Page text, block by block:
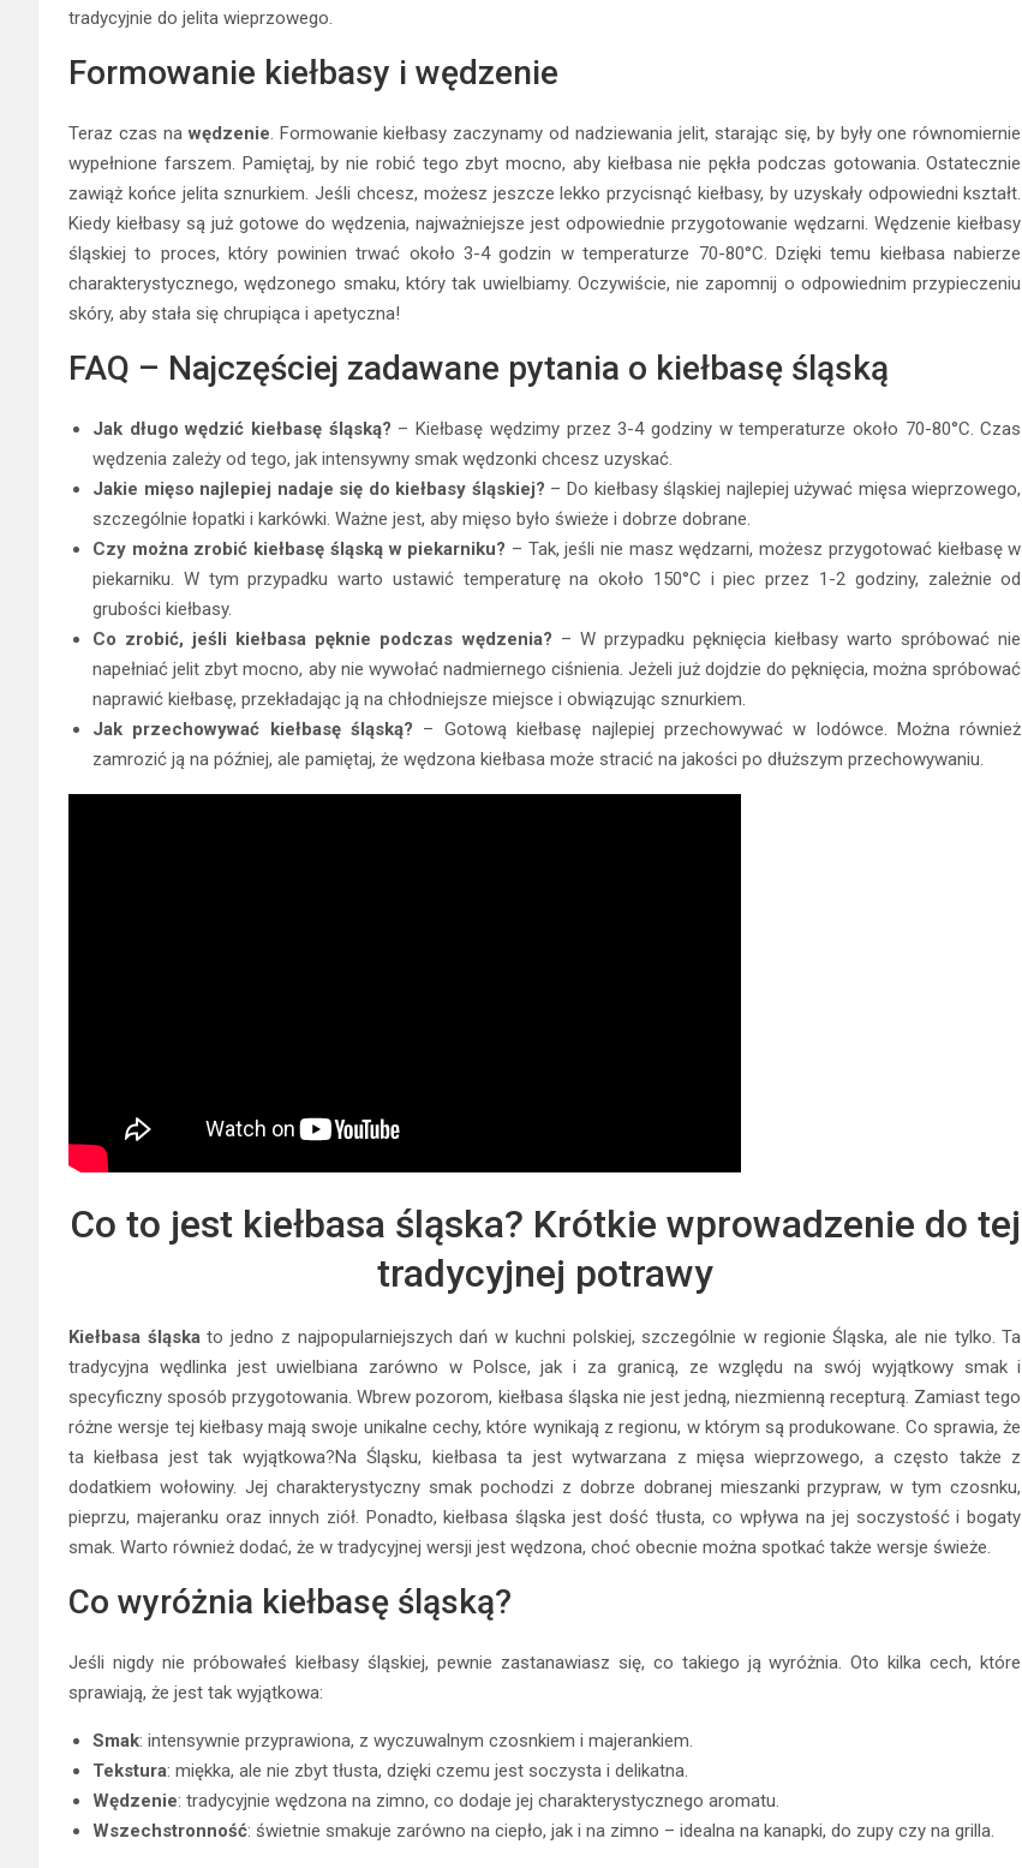
tradycyjnie do jelita wieprzowego.
Formowanie kiełbasy i wędzenie
Teraz czas nawędzenie. Formowanie kiełbasy zaczynamy od nadziewania jelit, starając się, by były one równomiernie
wypełnione farszem. Pamiętaj, by nie robić tego zbyt mocno, aby kiełbasa nie pękła podczas gotowania. Ostatecznie
zawiąż końce jelita sznurkiem. Jeśli chcesz, możesz jeszcze lekko przycisnąć kiełbasy, by uzyskały odpowiedni kształt.
Kiedy kiełbasy są już gotowe do wędzenia, najważniejsze jest odpowiednie przygotowanie wędzarni. Wędzenie kiełbasy
śląskiej to proces, który powinien trwać około 3-4 godzin w temperaturze 70-80°C. Dzięki temu kiełbasa nabierze
charakterystycznego, wędzonego smaku, który tak uwielbiamy. Oczywiście, nie zapomnij o odpowiednim przypieczeniu
skóry, aby stała się chrupiąca i apetyczna!
FAQ – Najczęściej zadawane pytania o kiełbasę śląską
Jak długo wędzić kiełbasę śląską? – Kiełbasę wędzimy przez 3-4 godziny w temperaturze około 70-80°C. Czas
wędzenia zależy od tego, jak intensywny smak wędzonki chcesz uzyskać.
Jakie mięso najlepiej nadaje się do kiełbasy śląskiej? – Do kiełbasy śląskiej najlepiej używać mięsa wieprzowego,
szczególnie łopatki i karkówki. Ważne jest, aby mięso było świeże i dobrze dobrane.
Czy można zrobić kiełbasę śląską w piekarniku? – Tak, jeśli nie masz wędzarni, możesz przygotować kiełbasę w
piekarniku. W tym przypadku warto ustawić temperaturę na około 150°C i piec przez 1-2 godziny, zależnie od
grubości kiełbasy.
Co zrobić, jeśli kiełbasa pęknie podczas wędzenia? – W przypadku pęknięcia kiełbasy warto spróbować nie
napełniać jelit zbyt mocno, aby nie wywołać nadmiernego ciśnienia. Jeżeli już dojdzie do pęknięcia, można spróbować
naprawić kiełbasę, przekładając ją na chłodniejsze miejsce i obwiązując sznurkiem.
Jak przechowywać kiełbasę śląską? – Gotową kiełbasę najlepiej przechowywać w lodówce. Można również
zamrozić ją na później, ale pamiętaj, że wędzona kiełbasa może stracić na jakości po dłuższym przechowywaniu.
Co to jest kiełbasa śląska? Krótkie wprowadzenie do tej
tradycyjnej potrawy
Kiełbasa śląskato jedno z najpopularniejszych dań w kuchni polskiej, szczególnie w regionie Śląska, ale nie tylko. Ta
tradycyjna wędlinka jest uwielbiana zarówno w Polsce, jak i za granicą, ze względu na swój wyjątkowy smak i
specyficzny sposób przygotowania. Wbrew pozorom, kiełbasa śląska nie jest jedną, niezmienną recepturą. Zamiast tego
różne wersje tej kiełbasy mają swoje unikalne cechy, które wynikają z regionu, w którym są produkowane. Co sprawia, że
ta kiełbasa jest tak wyjątkowa?Na Śląsku, kiełbasa ta jest wytwarzana z mięsa wieprzowego, a często także z
dodatkiem wołowiny. Jej charakterystyczny smak pochodzi z dobrze dobranej mieszanki przypraw, w tym czosnku,
pieprzu, majeranku oraz innych ziół. Ponadto, kiełbasa śląska jest dość tłusta, co wpływa na jej soczystość i bogaty
smak. Warto również dodać, że w tradycyjnej wersji jest wędzona, choć obecnie można spotkać także wersje świeże.
Co wyróżnia kiełbasę śląską?
Jeśli nigdy nie próbowałeś kiełbasy śląskiej, pewnie zastanawiasz się, co takiego ją wyróżnia. Oto kilka cech, które
sprawiają, że jest tak wyjątkowa:
Smak: intensywnie przyprawiona, z wyczuwalnym czosnkiem i majerankiem.
Tekstura: miękka, ale nie zbyt tłusta, dzięki czemu jest soczysta i delikatna.
Wędzenie: tradycyjnie wędzona na zimno, co dodaje jej charakterystycznego aromatu.
Wszechstronność: świetnie smakuje zarówno na ciepło, jak i na zimno – idealna na kanapki, do zupy czy na grilla.